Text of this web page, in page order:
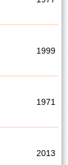
1999
1971
2013